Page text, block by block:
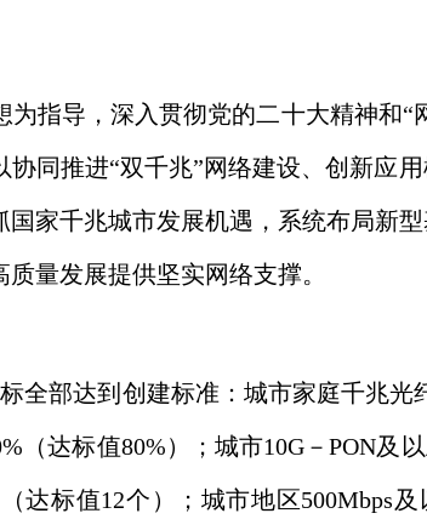
导，深入贯彻党的二十大精神和“
同推进“双千兆”网络建设、创新应
家千兆城市发展机遇，系统布局新
量发展提供坚实网络支撑。
部达到创建标准：城市家庭千兆光
（达标值80%）；城市10G－PON及
达标值12个）；城市地区500Mbps